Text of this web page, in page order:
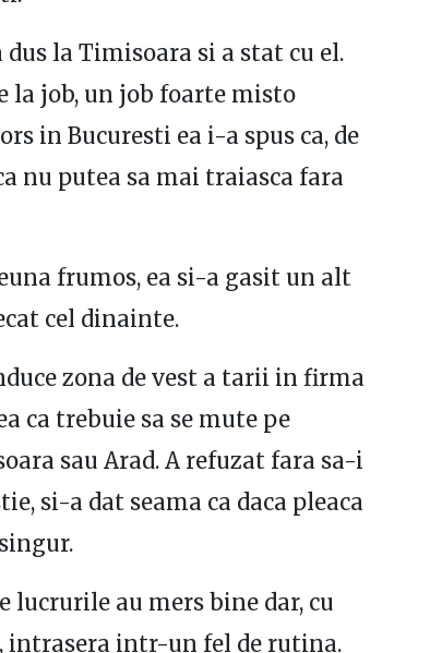
la Timisoara si a stat cu el.
la job, un job foarte misto
in Bucuresti ea i-a spus ca, de
nu putea sa mai traiasca fara
frumos, ea si-a gasit un alt
cel dinainte.
zona de vest a tarii in firma
ca trebuie sa se mute pe
sau Arad. A refuzat fara sa-i
si-a dat seama ca daca pleaca
lucrurile au mers bine dar, cu
intrasera intr-un fel de rutina.